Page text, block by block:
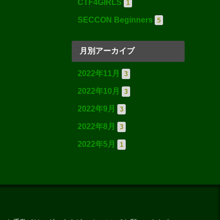
CTF4GIRLS 1
SECCON Beginners 5
月別アーカイブ
2022年11月 3
2022年10月 3
2022年9月 3
2022年8月 3
2022年5月 1